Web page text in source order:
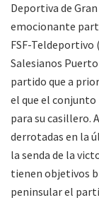
Deportiva de
emocionante
FSF-Teldeportivo
Salesianos
partido que a
el que el
para su casillero.
derrotadas en la
la senda de la
tienen objetivos
peninsular el